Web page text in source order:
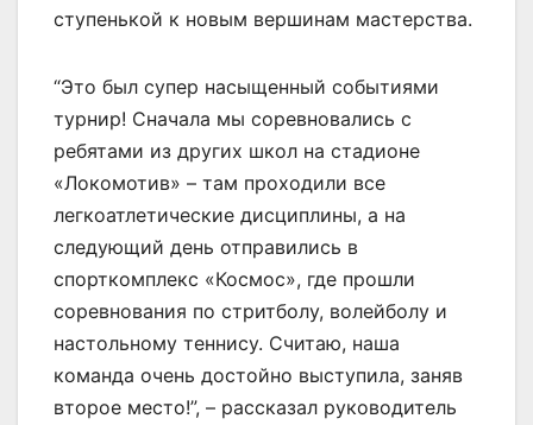
ступенькой к новым вершинам мастерства.
“Это был супер насыщенный событиями
турнир! Сначала мы соревновались с
ребятами из других школ на стадионе
«Локомотив» – там проходили все
легкоатлетические дисциплины, а на
следующий день отправились в
спорткомплекс «Космос», где прошли
соревнования по стритболу, волейболу и
настольному теннису. Считаю, наша
команда очень достойно выступила, заняв
второе место!”, – рассказал руководитель